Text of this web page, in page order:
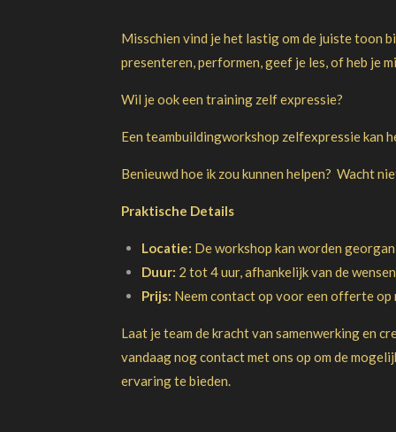
Misschien vind je het lastig om de juiste toon
presenteren, performen, geef je les, of heb je
Wil je ook een training zelf expressie?
Een teambuildingworkshop zelfexpressie kan
Benieuwd hoe ik zou kunnen helpen? Wacht
Praktische Details
Locatie: De workshop kan worden
Duur: 2 tot 4 uur, afhankelijk van de
Prijs: Neem contact op voor een offerte
Laat je team de kracht van samenwerking en
vandaag nog contact met ons op om de
ervaring te bieden.